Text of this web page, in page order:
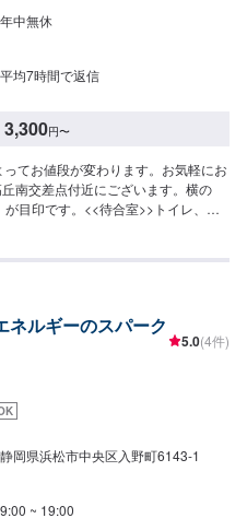
年中無休
平均7時間で返信
3,300円〜
てお値段が変わります。お気軽にお
南交差点付近にございます。横の
が目印です。<<待合室>>トイレ、喫
ネルギーのスパーク
5.0(4件)
静岡県浜松市中央区入野町6143-1
9:00 ~ 19:00